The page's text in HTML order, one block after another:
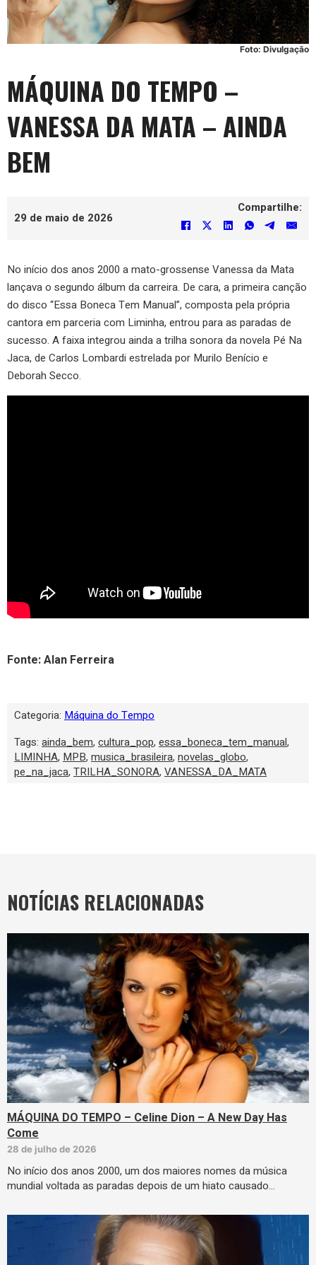
Foto: Divulgação
MÁQUINA DO TEMPO –
VANESSA DA MATA – AINDA
BEM
29 de maio de 2026
Compartilhe:
No início dos anos 2000 a mato-grossense Vanessa da Mata
lançava o segundo álbum da carreira. De cara, a primeira canção
do disco “Essa Boneca Tem Manual”, composta pela própria
cantora em parceria com Liminha, entrou para as paradas de
sucesso. A faixa integrou ainda a trilha sonora da novela Pé Na
Jaca, de Carlos Lombardi estrelada por Murilo Benício e
Deborah Secco.
Fonte: Alan Ferreira
Categoria: Máquina do Tempo
Tags: ainda_bem, cultura_pop, essa_boneca_tem_manual,
LIMINHA, MPB, musica_brasileira, novelas_globo,
pe_na_jaca, TRILHA_SONORA, VANESSA_DA_MATA
NOTÍCIAS RELACIONADAS
MÁQUINA DO TEMPO – Celine Dion – A New Day Has
Come
28 de julho de 2026
No início dos anos 2000, um dos maiores nomes da música
mundial voltada as paradas depois de um hiato causado…